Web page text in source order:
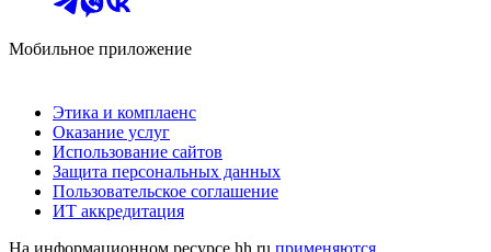
Мобильное приложение
Этика и комплаенс
Оказание услуг
Использование сайтов
Защита персональных данных
Пользовательское соглашение
ИТ аккредитация